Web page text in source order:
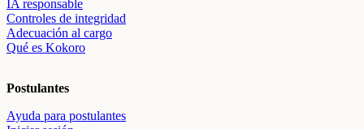
IA responsable
Controles de integridad
Adecuación al cargo
Qué es Kokoro
Postulantes
Ayuda para postulantes